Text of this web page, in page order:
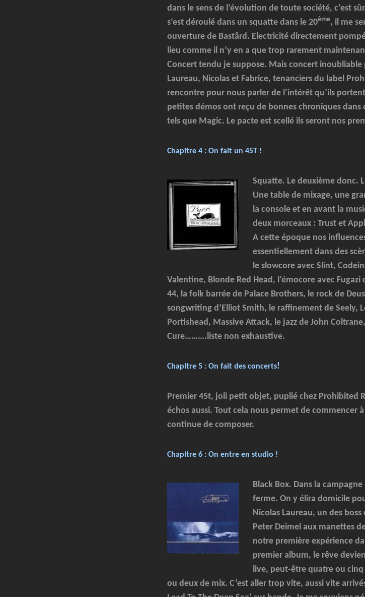
dans le sens de l’évolution de toute société, c’est
s’est déroulé dans un squatte dans le 20ème, il me
ouverture de Bastârd. Electricité directement
lieu comme il n’y en a que trop rarement
Concert tendu je suppose. Mais concert inoubliable
Laureau, Nicolas et Fabrice, tenanciers du label
rencontre pour nous parler de l’intérêt qu’ils
petites démos ont reçu de bonnes chroniques dans
tels que Magic. Le pacte est scellé ils seront nos
Chapitre 4 : On fait un 45T !
Squatte. Le deuxième donc.
Une table de mixage, une
la console et en avant la
deux morceaux : Trust et
A cette époque nos
essentiellement dans des
le slowcore avec Slint,
Valentine, Blonde Red Head, l’émocore avec
44, la folk barrée de Palace Brothers, le rock de
songwriting d’Elliot Smith, le raffinement de Seely,
Portishead, Massive Attack, le jazz de John
Cure……….liste non exhaustive.
Chapitre 5 : On fait des concerts!
Premier 45t, joli petit objet, puplié chez Prohibited
échos aussi. Tout cela nous permet de commencer
continue de composer.
Chapitre 6 : On entre en studio !
Black Box. Dans la
ferme. On y élira domicile
Nicolas Laureau, un des
Peter Deimel aux manettes
notre première expérience
premier album, le rêve
live, peut-être quatre ou
ou deux de mix. C’est aller trop vite, aussi vite